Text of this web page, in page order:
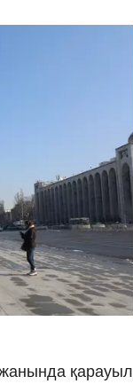
жанында қарауыл